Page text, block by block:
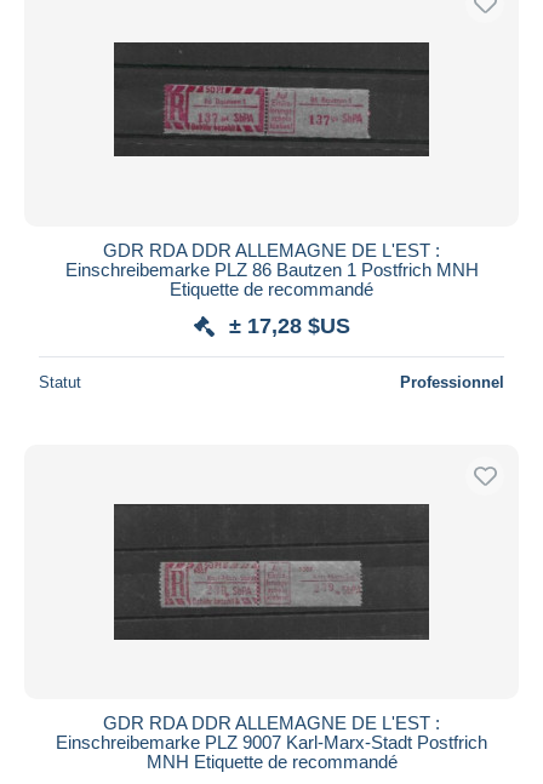
GDR RDA DDR ALLEMAGNE DE L'EST :
Einschreibemarke PLZ 86 Bautzen 1 Postfrich MNH
Etiquette de recommandé
± 17,28 $US
Statut Professionnel
GDR RDA DDR ALLEMAGNE DE L'EST :
Einschreibemarke PLZ 9007 Karl-Marx-Stadt Postfrich
MNH Etiquette de recommandé